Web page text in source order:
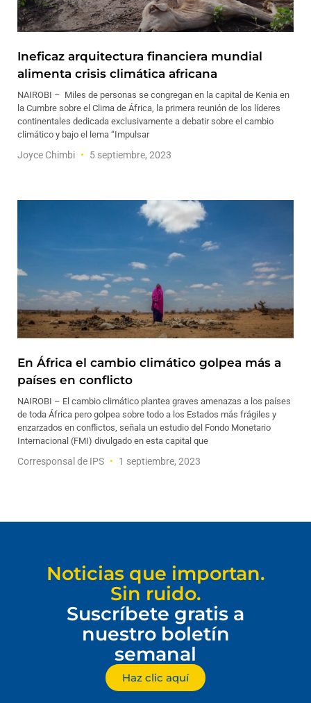
Ineficaz arquitectura financiera mundial
alimenta crisis climática africana
NAIROBI – Miles de personas se congregan en la capital de Kenia en
la Cumbre sobre el Clima de África, la primera reunión de los líderes
continentales dedicada exclusivamente a debatir sobre el cambio
climático y bajo el lema “Impulsar
Joyce Chimbi 5 septiembre, 2023
En África el cambio climático golpea más a
países en conflicto
NAIROBI – El cambio climático plantea graves amenazas a los países
de toda África pero golpea sobre todo a los Estados más frágiles y
enzarzados en conflictos, señala un estudio del Fondo Monetario
Internacional (FMI) divulgado en esta capital que
Corresponsal de IPS 1 septiembre, 2023
Noticias que importan.
Sin ruido.
Suscríbete gratis a
nuestro boletín
semanal
Haz clic aquí